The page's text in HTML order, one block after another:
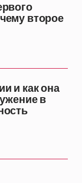
второе
и как она
в